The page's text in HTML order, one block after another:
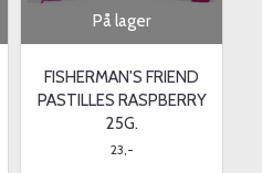
På lager
FISHERMAN'S FRIEND
PASTILLES RASPBERRY
25G.
23,-